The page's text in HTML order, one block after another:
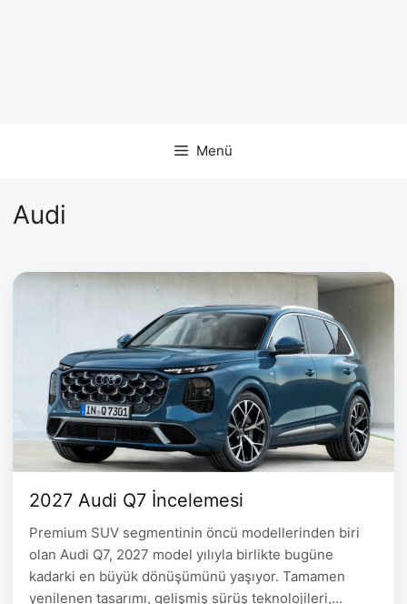
Menü
Audi
2027 Audi Q7 İncelemesi
Premium SUV segmentinin öncü modellerinden biri
olan Audi Q7, 2027 model yılıyla birlikte bugüne
kadarki en büyük dönüşümünü yaşıyor. Tamamen
yenilenen tasarımı, gelişmiş sürüş teknolojileri,